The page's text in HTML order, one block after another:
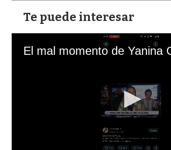
Te puede interesar